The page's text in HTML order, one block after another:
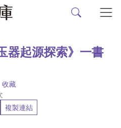
器起源探索》一書
收藏
複製連結